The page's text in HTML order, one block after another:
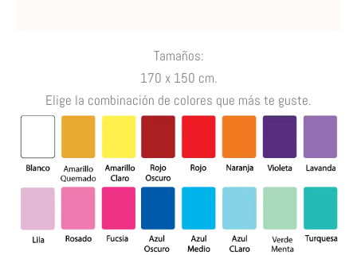
Tamaños:
170 x 150 cm.
Elige la combinación de colores que más te guste.